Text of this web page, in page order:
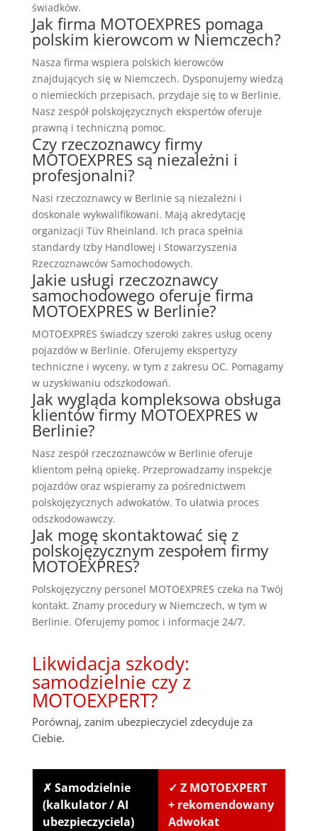
świadków.
Jak firma MOTOEXPRES pomaga
polskim kierowcom w Niemczech?
Nasza firma wspiera polskich kierowców
znajdujących się w Niemczech. Dysponujemy wiedzą
o niemieckich przepisach, przydaje się to w Berlinie.
Nasz zespół polskojęzycznych ekspertów oferuje
prawną i techniczną pomoc.
Czy rzeczoznawcy firmy
MOTOEXPRES są niezależni i
profesjonalni?
Nasi rzeczoznawcy w Berlinie są niezależni i
doskonale wykwalifikowani. Mają akredytację
organizacji Tüv Rheinland. Ich praca spełnia
standardy Izby Handlowej i Stowarzyszenia
Rzeczoznawców Samochodowych.
Jakie usługi rzeczoznawcy
samochodowego oferuje firma
MOTOEXPRES w Berlinie?
MOTOEXPRES świadczy szeroki zakres usług oceny
pojazdów w Berlinie. Oferujemy ekspertyzy
techniczne i wyceny, w tym z zakresu OC. Pomagamy
w uzyskiwaniu odszkodowań.
Jak wygląda kompleksowa obsługa
klientów firmy MOTOEXPRES w
Berlinie?
Nasz zespół rzeczoznawców w Berlinie oferuje
klientom pełną opiekę. Przeprowadzamy inspekcje
pojazdów oraz wspieramy za pośrednictwem
polskojęzycznych adwokatów. To ułatwia proces
odszkodowawczy.
Jak mogę skontaktować się z
polskojęzycznym zespołem firmy
MOTOEXPRES?
Polskojęzyczny personel MOTOEXPRES czeka na Twój
kontakt. Znamy procedury w Niemczech, w tym w
Berlinie. Oferujemy pomoc i informacje 24/7.
Likwidacja szkody:
samodzielnie czy z
MOTOEXPERT?
Porównaj, zanim ubezpieczyciel zdecyduje za
Ciebie.
✗ Samodzielnie
(kalkulator / AI
ubezpieczyciela)
✓ Z MOTOEXPERT
+ rekomendowany
Adwokat